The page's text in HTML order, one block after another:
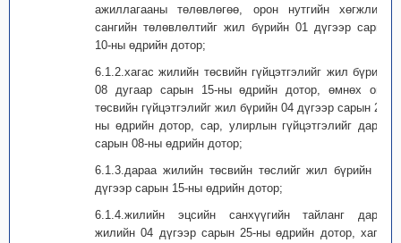
ажиллагааны төлөвлөгөө, орон нутгийн хөгжлийн
сангийн төлөвлөлтийг жил бүрийн 01 дүгээр сарын
10-ны өдрийн дотор;
6.1.2.хагас жилийн төсвийн гүйцэтгэлийг жил бүрийн
08 дугаар сарын 15-ны өдрийн дотор, өмнөх оны
төсвийн гүйцэтгэлийг жил бүрийн 04 дүгээр сарын 25-
ны өдрийн дотор, сар, улирлын гүйцэтгэлийг дараа
сарын 08-ны өдрийн дотор;
6.1.3.дараа жилийн төсвийн төслийг жил бүрийн 09
дүгээр сарын 15-ны өдрийн дотор;
6.1.4.жилийн эцсийн санхүүгийн тайланг дараа
жилийн 04 дүгээр сарын 25-ны өдрийн дотор, хагас